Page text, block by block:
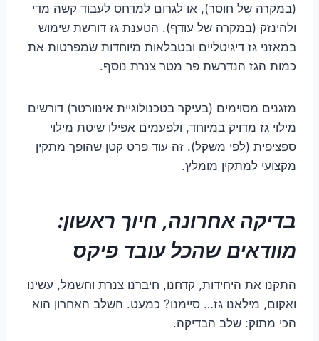
(במקרה של חוסר), או לגרום למדחס לעבוד קשה מדי
ולהינזק (במקרה של עודף). הטענת גז דורשת שימוש
במאזני גז דיגיטליים ובטבלאות מיוחדות שמפרטות את
כמות הגז הנדרשת פר מטר צנרת נוסף.
מזגנים מסוימים (בעיקר בטכנולוגיית אינוורטר) דורשים
מילוי גז מדויק במיוחד, ולפעמים אפילו שיטת מילוי
ספציפית (לפי משקל). זה עוד פרט קטן שהופך מתקין
מקצועי למתקין מומלץ.
בדיקה אחרונה, חיוך ראשון:
מוודאים שהכל עובד פיקס
התקנו את היחידות, קדחנו, חיברנו צנרת וחשמל, עשינו
ואקום, מילאנו גז… סיימנו? כמעט. השלב האחרון הוא
הכי מתוק: שלב הבדיקה.